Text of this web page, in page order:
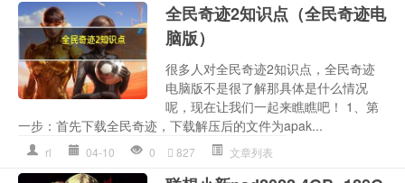
全民奇迹2知识点（全民奇迹电
脑版）
很多人对全民奇迹2知识点，全民奇迹
电脑版不是很了解那具体是什么情况
呢，现在让我们一起来瞧瞧吧！ 1、第
一步：首先下载全民奇迹，下载解压后的文件为apak...
rl 04-10 0 827 文章列表